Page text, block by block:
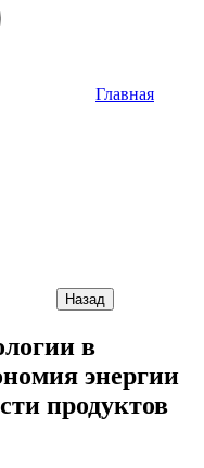
Главная
Назад
в
энергии
продуктов